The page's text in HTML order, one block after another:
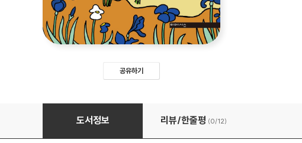
공유하기
반 고흐와 나도서정보 리뷰/한줄평 (0/12)